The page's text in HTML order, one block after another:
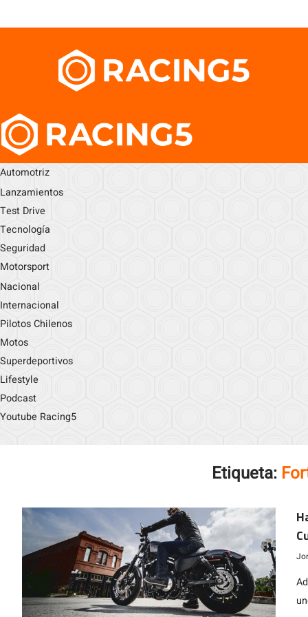
Automotriz
Lanzamientos
Test Drive
Tecnología
Seguridad
Motorsport
Nacional
Internacional
Pilotos Chilenos
Motos
Superdeportivos
Lifestyle
Podcast
Youtube Racing5
Etiqueta: